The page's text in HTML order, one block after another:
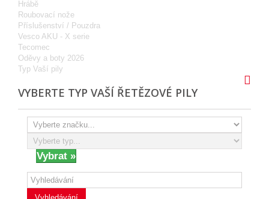
Hrábě
Roubovací nože
Příslušenství / Pouzdra
Vesco AKU - X serie
Tecomec
Oděvy a boty 2026
Typ Vaší pily
VYBERTE TYP VAŠÍ ŘETĚZOVÉ PILY